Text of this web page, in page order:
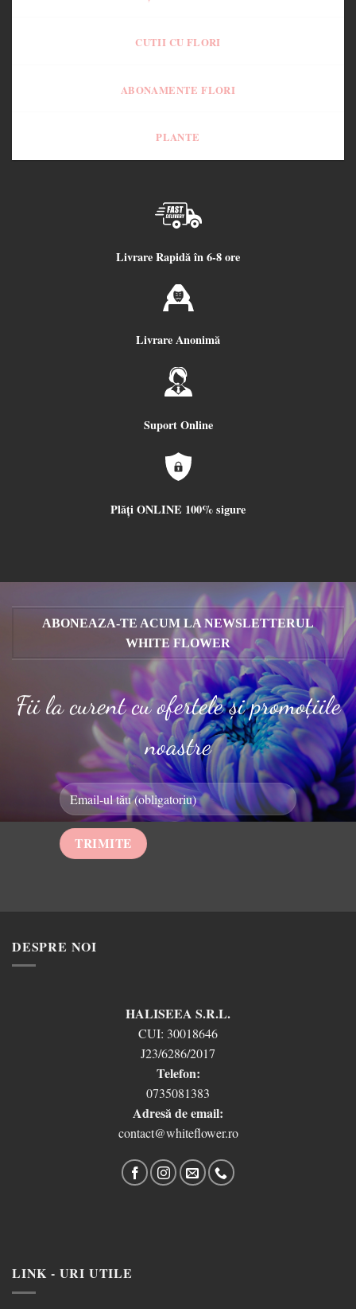
CUTII CU FLORI
ABONAMENTE FLORI
PLANTE
Livrare Rapidă în 6-8 ore
Livrare Anonimă
Suport Online
Plăți ONLINE 100% sigure
ABONEAZA-TE ACUM LA NEWSLETTERUL
WHITE FLOWER
Fii la curent cu ofertele și promoțiile
noastre
DESPRE NOI
HALISEEA S.R.L.
CUI: 30018646
J23/6286/2017
Telefon:
0735081383
Adresă de email:
contact@whiteflower.ro
LINK - URI UTILE